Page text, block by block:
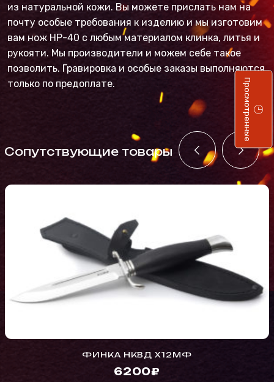
из натуральной кожи. Вы можете прислать нам на
почту особые требования к изделию и мы изготовим
вам нож НР-40 с любым материалом клинка, литья и
рукояти. Мы производители и можем себе такое
позволить. Гравировка и особые заказы выполняются
только по предоплате.
Cопутствующие товары
ФИНКА НКВД Х12МФ
6200₽
Просмотренные